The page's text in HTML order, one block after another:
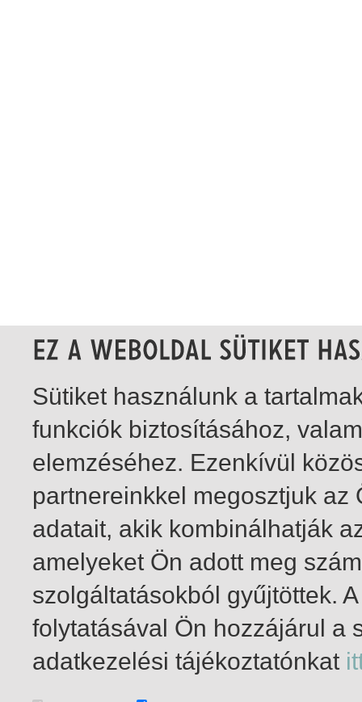
1-1 / összesen 1 találat
Sütiket használunk a
funkciók biztosításához,
elemzéséhez. Ezenkívül
partnereinkkel megosztjuk
adatait, akik kombinálhatják
amelyeket Ön adott meg
szolgáltatásokból gyűjtöttek.
folytatásával Ön hozzájárul a
adatkezelési tájékoztatónkat